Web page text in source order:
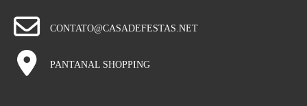
CONTATO@CASADEFESTAS.NET
PANTANAL SHOPPING